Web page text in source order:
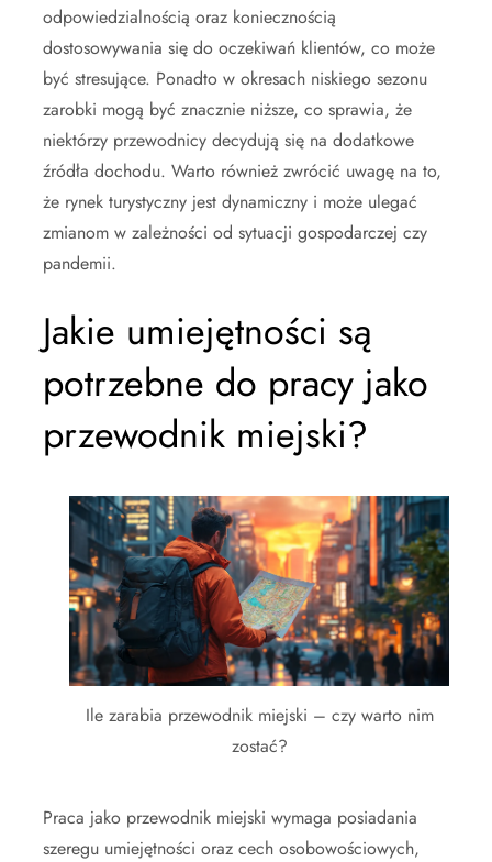
odpowiedzialnością oraz koniecznością
dostosowywania się do oczekiwań klientów, co może
być stresujące. Ponadto w okresach niskiego sezonu
zarobki mogą być znacznie niższe, co sprawia, że
niektórzy przewodnicy decydują się na dodatkowe
źródła dochodu. Warto również zwrócić uwagę na to,
że rynek turystyczny jest dynamiczny i może ulegać
zmianom w zależności od sytuacji gospodarczej czy
pandemii.
Jakie umiejętności są
potrzebne do pracy jako
przewodnik miejski?
Ile zarabia przewodnik miejski – czy warto nim
zostać?
Praca jako przewodnik miejski wymaga posiadania
szeregu umiejętności oraz cech osobowościowych,